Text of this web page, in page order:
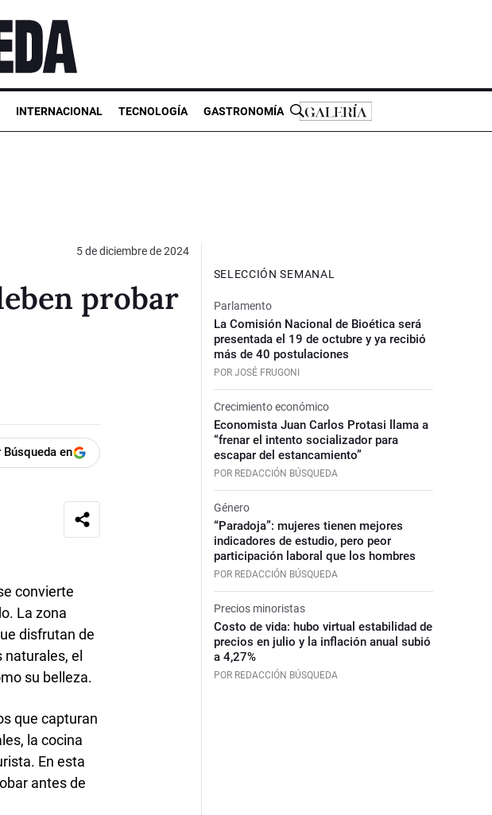
INTERNACIONAL TECNOLOGÍA GASTRONOMÍA
5 de diciembre de 2024
probar
Búsqueda en
convierte
La zona
disfrutan de
naturales, el
su belleza.
que capturan
la cocina
En esta
antes de
SELECCIÓN SEMANAL
Parlamento
La Comisión Nacional de Bioética será
presentada el 19 de octubre y ya recibió
más de 40 postulaciones
POR JOSÉ FRUGONI
Crecimiento económico
Economista Juan Carlos Protasi llama a
“frenar el intento socializador para
escapar del estancamiento”
POR REDACCIÓN BÚSQUEDA
Género
“Paradoja”: mujeres tienen mejores
indicadores de estudio, pero peor
participación laboral que los hombres
POR REDACCIÓN BÚSQUEDA
Precios minoristas
Costo de vida: hubo virtual estabilidad de
precios en julio y la inflación anual subió
a 4,27%
POR REDACCIÓN BÚSQUEDA